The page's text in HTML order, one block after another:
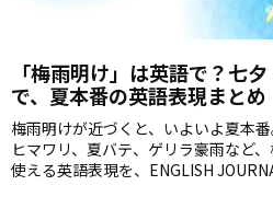
「梅雨明け」は英語で？七
で、夏本番の英語表現まとめ
梅雨明けが近づくと、いよいよ夏本番
ヒマワリ、夏バテ、ゲリラ豪雨など
使える英語表現を、ENGLISH